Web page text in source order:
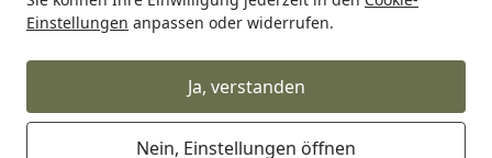
Einstellungen anpassen oder widerrufen.
Ja, verstanden
Nein, Einstellungen öffnen
Startseite
SBS Bremsbeläge Scooter SBS Scooterbelag 204CT
SBS Scooterbelag 204CT Carbon